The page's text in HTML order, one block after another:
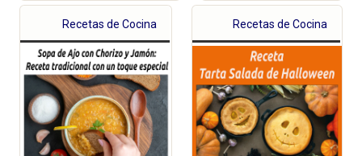
Recetas de Cocina Recetas de Cocina